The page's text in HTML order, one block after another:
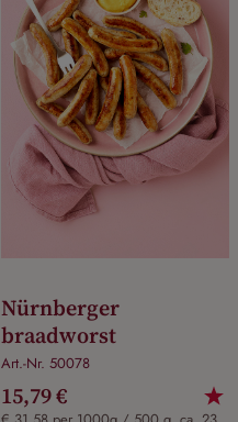
Nürnberger
braadworst
Art.-Nr. 50078
15,79 €